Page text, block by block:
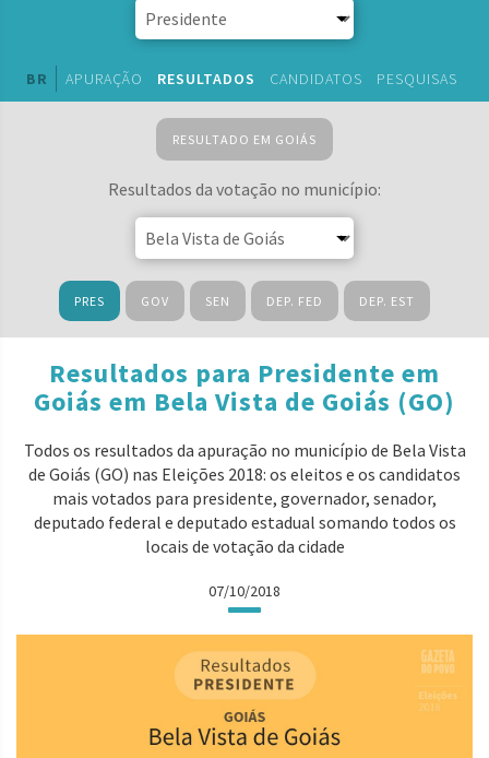
BR APURAÇÃO RESULTADOS CANDIDATOS PESQUISAS
RESULTADO EM GOIÁS
Resultados da votação no município:
PRES GOV SEN DEP. FED DEP. EST
Resultados para Presidente em
Goiás em Bela Vista de Goiás (GO)
Todos os resultados da apuração no município de Bela Vista
de Goiás (GO) nas Eleições 2018: os eleitos e os candidatos
mais votados para presidente, governador, senador,
deputado federal e deputado estadual somando todos os
locais de votação da cidade
07/10/2018